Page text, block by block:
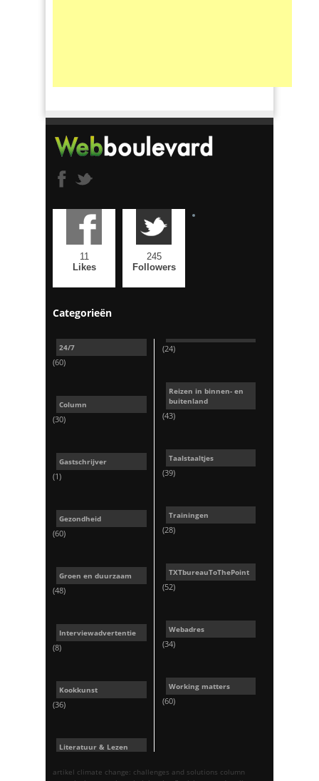
11
Likes
245
Followers
Categorieën
24/7
(60)
Column
(30)
Gastschrijver
(1)
Gezondheid
(60)
Groen en duurzaam
(48)
Interviewadvertentie
(8)
Kookkunst
(36)
Literatuur & Lezen
(24)
Reizen in binnen- en
buitenland
(43)
Taalstaaltjes
(39)
Trainingen
(28)
TXTbureauToThePoint
(52)
Webadres
(34)
Working matters
(60)
artikel climate change: challenges and solutions column